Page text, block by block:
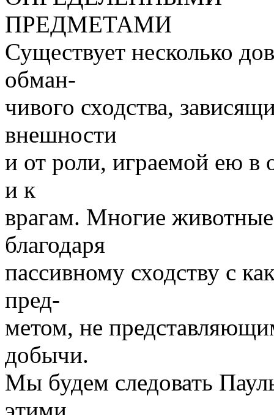
ПРЕДМЕТАМИ
Существует несколько
обман-
чивого сходства,
внешности
и от роли, играемой ею
и к
врагам. Многие
благодаря
пассивному сходству с
пред-
метом, не
добычи.
Мы будем следовать
этими